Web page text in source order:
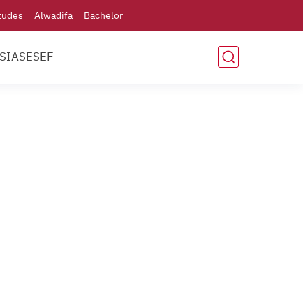
Alwadifa Bachelor
ESEF